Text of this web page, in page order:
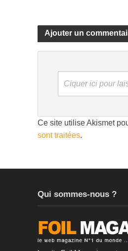
Ajouter un
Ciquer ici pour
Ce site utilise Akismet
sont traitées.
Qui sommes-nous ?